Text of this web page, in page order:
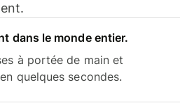
dans le monde entier.
à portée de main et
quelques secondes.